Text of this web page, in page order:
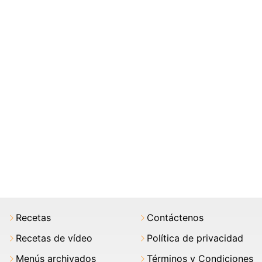
Recetas
Recetas de vídeo
Menús archivados
Contáctenos
Política de privacidad
Términos y Condiciones